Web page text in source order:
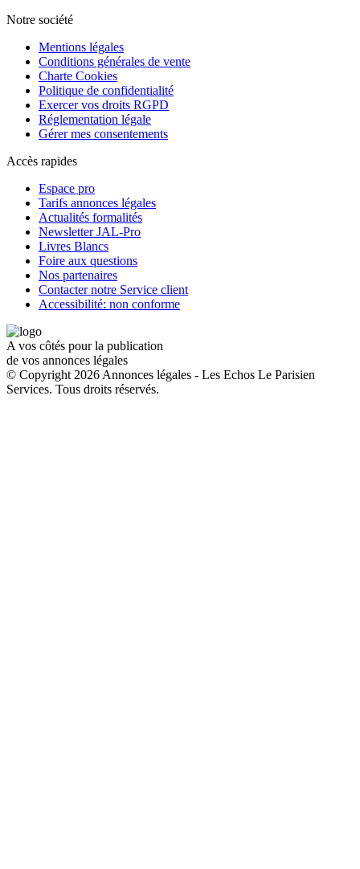
Notre société
Mentions légales
Conditions générales de vente
Charte Cookies
Politique de confidentialité
Exercer vos droits RGPD
Réglementation légale
Gérer mes consentements
Accès rapides
Espace pro
Tarifs annonces légales
Actualités formalités
Newsletter JAL-Pro
Livres Blancs
Foire aux questions
Nos partenaires
Contacter notre Service client
Accessibilité: non conforme
A vos côtés pour la publication
de vos annonces légales
© Copyright 2026 Annonces légales - Les Echos Le Parisien
Services. Tous droits réservés.